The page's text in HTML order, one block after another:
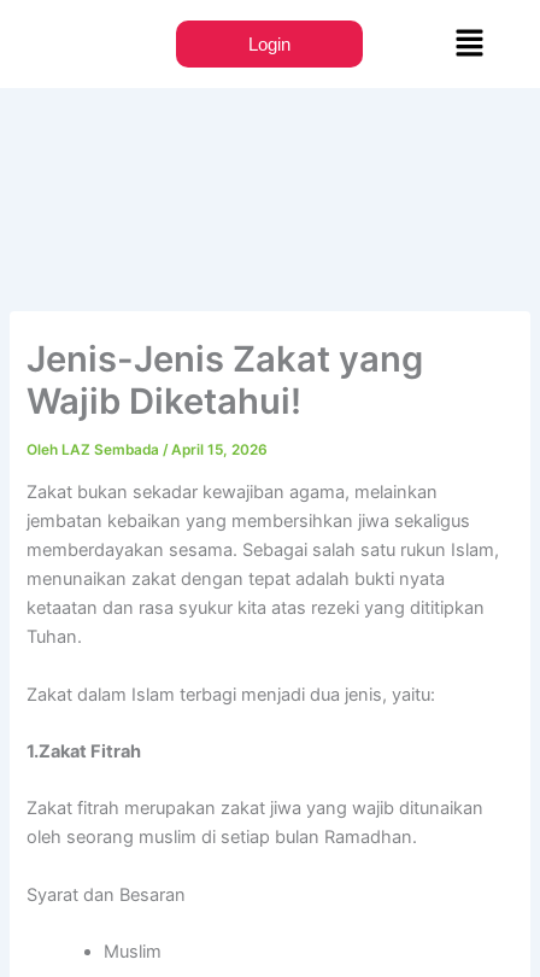
Login Menu
Jenis-Jenis Zakat yang
Wajib Diketahui!
OlehLAZ Sembada/April 15, 2026
Zakat bukan sekadar kewajiban agama, melainkan
jembatan kebaikan yang membersihkan jiwa sekaligus
memberdayakan sesama. Sebagai salah satu rukun Islam,
menunaikan zakat dengan tepat adalah bukti nyata
ketaatan dan rasa syukur kita atas rezeki yang dititipkan
Tuhan.
Zakat dalam Islam terbagi menjadi dua jenis, yaitu:
1.Zakat Fitrah
Zakat fitrah merupakan zakat jiwa yang wajib ditunaikan
oleh seorang muslim di setiap bulan Ramadhan.
Syarat dan Besaran
Muslim